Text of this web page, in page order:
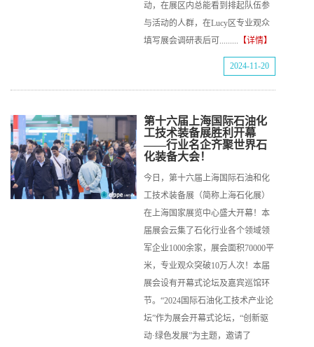
动，在展区内总能看到排起队伍参
与活动的人群，在Lucy区专业观众
填写展会调研表后可......... 【详情】
2024-11-20
第十六届上海国际石油化
工技术装备展胜利开幕
——行业名企齐聚世界石
化装备大会！
今日，第十六届上海国际石油和化
工技术装备展（简称上海石化展）
在上海国家展览中心盛大开幕！本
届展会云集了石化行业各个领域领
军企业1000余家，展会面积70000平
米，专业观众突破10万人次！本届
展会设有开幕式论坛及嘉宾巡馆环
节。“2024国际石油化工技术产业论
坛”作为展会开幕式论坛，“创新驱
动·绿色发展”为主题，邀请了